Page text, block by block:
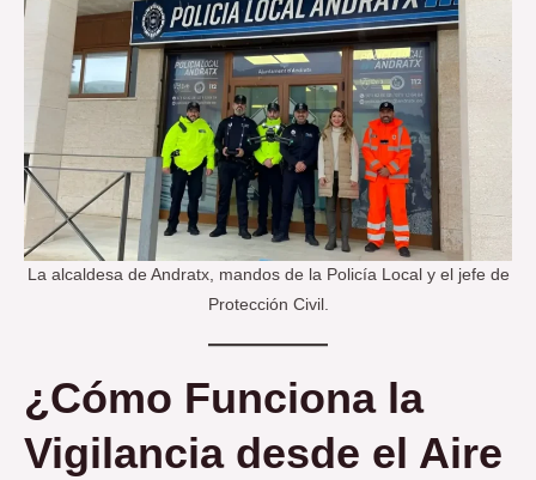
La alcaldesa de Andratx, mandos de la Policía Local y el jefe de
Protección Civil.
¿Cómo Funciona la
Vigilancia desde el Aire